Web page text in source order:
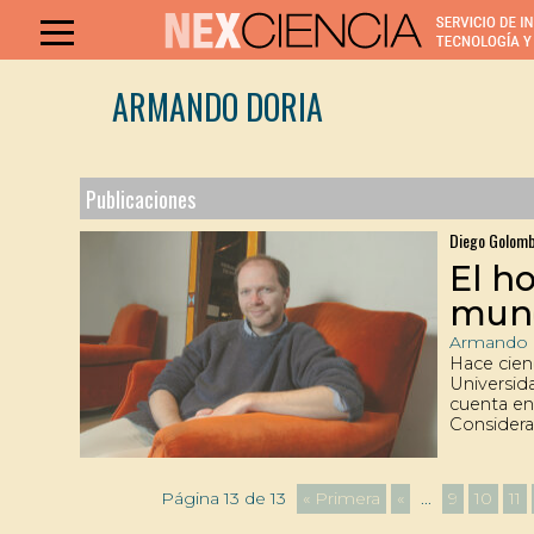
ARMANDO DORIA
Publicaciones
Diego
El
Armando
Hace
cuenta
lo
sentirse
Página 13 de 13 « Primera « ... 9 10 11